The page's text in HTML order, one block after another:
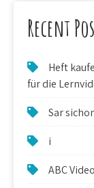
Recent
Heft
für die
Sar
i
ABC